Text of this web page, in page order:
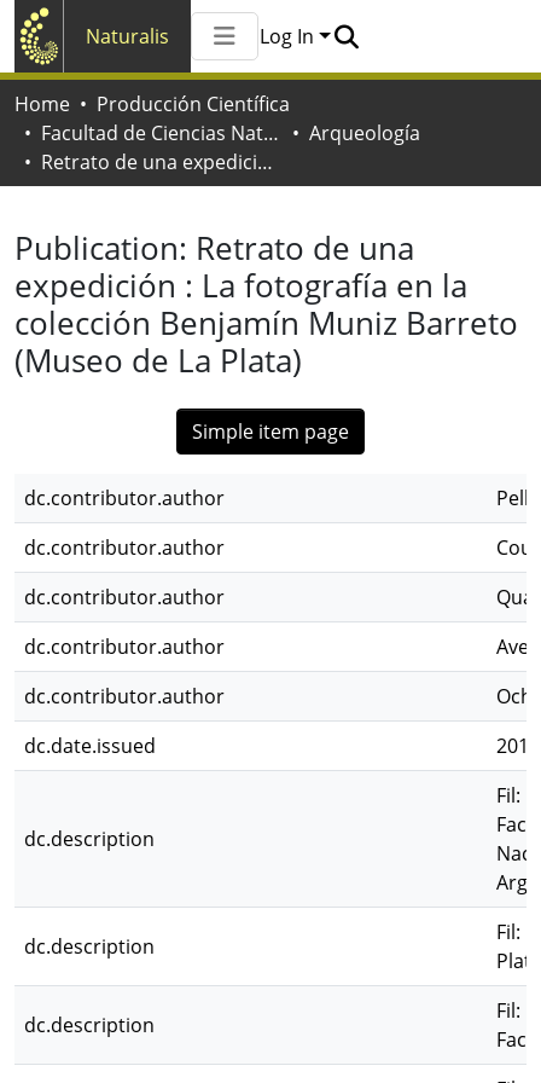
Naturalis
All of Naturalis
Log In
Home
Producción Científica
Facultad de Ciencias Naturales y Museo
Arqueología
Retrato de una expedición : La fotografía en la colección Benjamín Muniz Barreto (Museo de La Plata)
Publication: Retrato de una
expedición : La fotografía en la
colección Benjamín Muniz Barreto
(Museo de La Plata)
Simple item page
dc.contributor.author
dc.contributor.author
dc.contributor.author
dc.contributor.author
dc.contributor.author
dc.date.issued
2016
dc.description
Fil:
dc.description
Fil:
dc.description
Fil: